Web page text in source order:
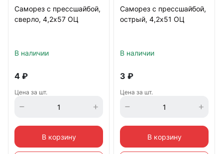
Саморез с прессшайбой,
сверло, 4,2х57 ОЦ
В наличии
4 ₽
Цена за шт.
В корзину
Саморез с прессшайбой,
острый, 4,2х51 ОЦ
В наличии
3 ₽
Цена за шт.
В корзину